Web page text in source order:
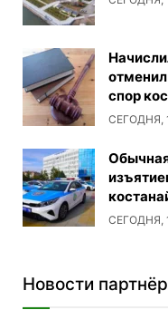
спор
СЕГОДНЯ,
СЕГОДНЯ,
Новости